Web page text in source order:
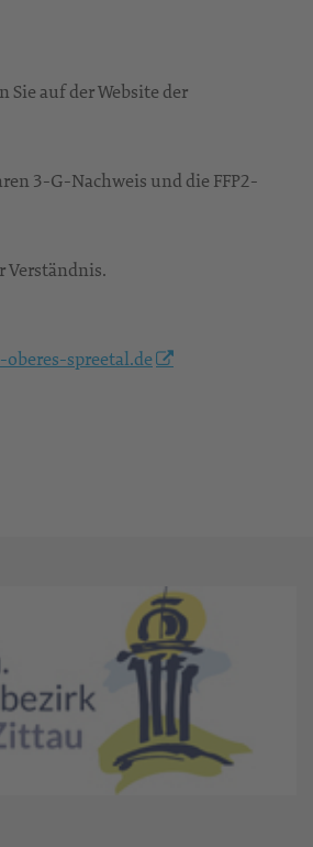
auf der Website der
3-G-Nachweis und die FFP2-
Verständnis.
spreetal.de